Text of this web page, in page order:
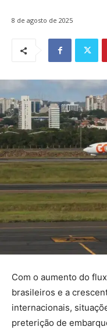
8 de agosto de 2025
Com o aumento do
brasileiros e a
internacionais,
preterição de